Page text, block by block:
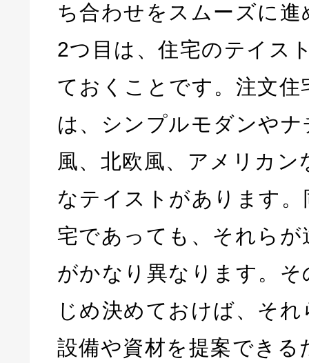
ち合わせをスムーズに
2つ目は、住宅のテイス
ておくことです。注文住
は、シンプルモダンや
風、北欧風、アメリカ
なテイストがあります
宅であっても、それら
がかなり異なります。
じめ決めておけば、そ
設備や資材を提案できる